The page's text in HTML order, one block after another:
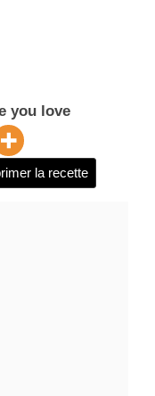
you love
la recette